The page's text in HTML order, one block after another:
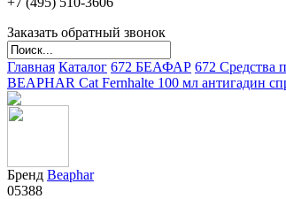
Заказать обратный звонок
Главная Каталог 672 БЕАФАР 672 Средства
BEAPHAR Cat Fernhalte 100 мл антигадин
Бренд Beaphar
05388